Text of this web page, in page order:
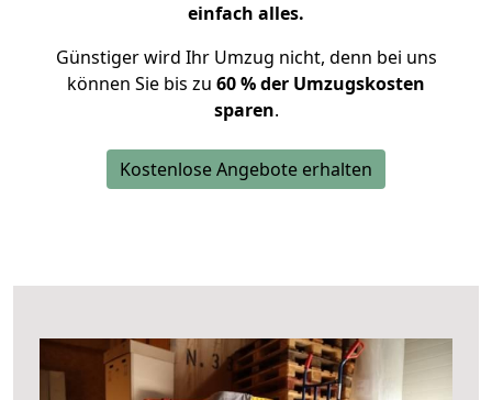
einfach alles.
Günstiger wird Ihr Umzug nicht, denn bei uns
können Sie bis zu 60 % der Umzugskosten
sparen.
Kostenlose Angebote erhalten